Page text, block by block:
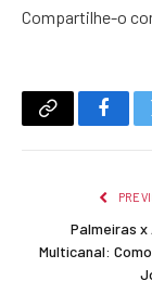
Compartilhe-o
Copy
Palmeiras x
Multicanal: